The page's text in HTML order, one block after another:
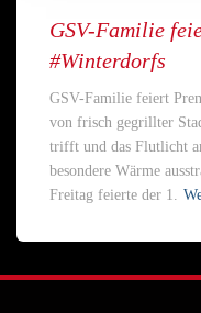
GSV-Familie
#Winterdorfs
GSV-Familie feiert
von frisch gegrillter
trifft und das Flutlicht
besondere Wärme
Freitag feierte der 1.